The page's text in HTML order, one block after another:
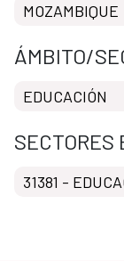
MOZAMBIQUE
ÁMBITO/
EDUCACIÓN
SECTORES
31381 -